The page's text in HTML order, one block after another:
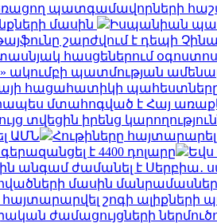
պատգամավորների
մասին
Իսպանիան
շարժվում է դեպի
հասցեներում օգոստոսի
ակումբի պատմության
հացահատիկի
մտահոգված է Հայ
տվեցին իրենց
ԱՄՆ
Հութիները
է 4400 դոլարը
Եվս
անգամ ժամանել է Սերբիա․
մասին
հայտարարվել շոգի ալիքների
ժամացույցների